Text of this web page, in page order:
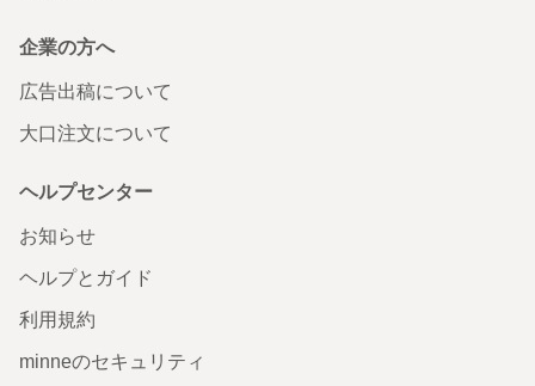
企業の方へ
広告出稿について
大口注文について
ヘルプセンター
お知らせ
ヘルプとガイド
利用規約
minneのセキュリティ